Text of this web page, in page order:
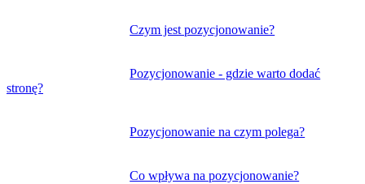
Czym jest pozycjonowanie?
Pozycjonowanie - gdzie warto dodać
stronę?
Pozycjonowanie na czym polega?
Co wpływa na pozycjonowanie?